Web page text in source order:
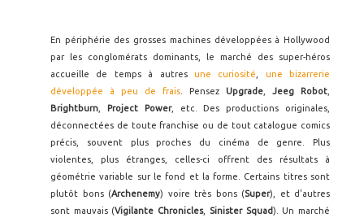
En périphérie des grosses machines développées à Hollywood
par les conglomérats dominants, le marché des super-héros
accueille de temps à autres une curiosité
une bizarrerie
développée à peu de frais . Pensez Upgrade Jeeg Robot
Brightburn
Project Power, etc. Des productions originales,
déconnectées de toute franchise ou de tout catalogue comics
précis, souvent plus proches du cinéma de genre. Plus
violentes, plus étranges, celles-ci offrent des résultats à
géométrie variable sur le fond et la forme. Certains titres sont
plutôt bons (Archenemy) voire très bons (Super), et d'autres
sont mauvais (Vigilante Chronicles, Sinister Squad). Un marché